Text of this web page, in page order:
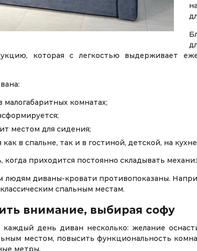
которая с легкостью выдерживает
комнатах;
местом для сидения;
в спальне, так и в гостиной, детской, на
когда приходится постоянно складывать
людям диваны-кровати противопоказаны.
спальным местам.
внимание, выбирая софу
день диван несколько: желание
местом, повысить функциональность
метры.